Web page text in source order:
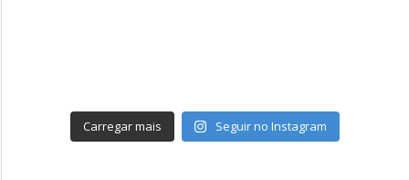
Carregar mais Seguir no Instagram